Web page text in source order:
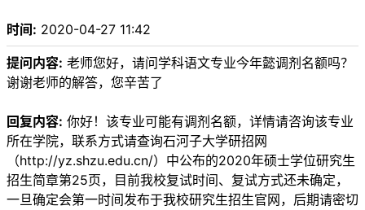
时间: 2020-04-27 11:42
提问内容: 老师您好，请问学科语文专业今年懿调剂名额吗？
谢谢老师的解答，您辛苦了
回复内容: 你好！该专业可能有调剂名额，详情请咨询该专业
所在学院，联系方式请查询石河子大学研招网
（http://yz.shzu.edu.cn/）中公布的2020年硕士学位研究生
招生简章第25页，目前我校复试时间、复试方式还未确定，
一旦确定会第一时间发布于我校研究生招生官网，后期请密切